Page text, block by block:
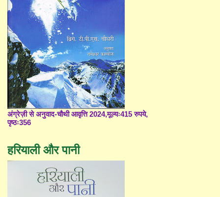
अंग्रेज़ी से अनुवाद-चौथी आवृत्ति 2024,मूल्यः415 रुपये,
पृष्ठः356
हरियाली और पानी